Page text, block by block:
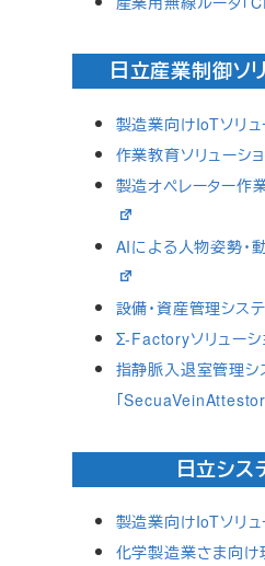
日立産業制御ソ
製造業向けIoTソリュ
作業教育ソリューシ
製造オペレーター作
AIによる人物姿勢・
設備・資産管理シス
Σ-Factoryソリューシ
指静脈入退室管理シ
「SecuaVeinAttestor
日立シス
製造業向けIoTソリュ
化学製造業さま向